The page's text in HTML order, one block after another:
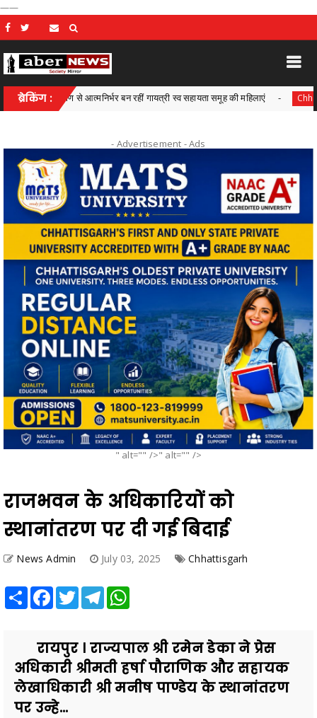
——
ब्रेकिंग :
से आत्मनिर्भर बन रहीं गायत्री स्व सहायता समूह की महिलाएं Chhattisgarh
- Advertisement -Ads
" alt="" />" alt="" />
राजभवन के अधिकारियों को
स्थानांतरण पर दी गई बिदाई
News Admin July 03, 2025 Chhattisgarh
Share Facebook
TwitterTelegram
रायपुर । राज्यपाल श्री रमेन डेका ने प्रेस
अधिकारी श्रीमती हर्षा पौराणिक और सहायक
लेखाधिकारी श्री मनीष पाण्डेय के स्थानांतरण
पर उन्हे...